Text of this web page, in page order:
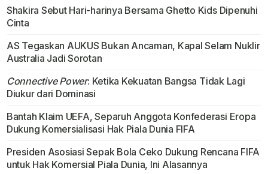
Shakira Sebut Hari-harinya Bersama Ghetto Kids Dipenuhi
Cinta
AS Tegaskan AUKUS Bukan Ancaman, Kapal Selam Nuklir
Australia Jadi Sorotan
Connective Power: Ketika Kekuatan Bangsa Tidak Lagi
Diukur dari Dominasi
Bantah Klaim UEFA, Separuh Anggota Konfederasi Eropa
Dukung Komersialisasi Hak Piala Dunia FIFA
Presiden Asosiasi Sepak Bola Ceko Dukung Rencana FIFA
untuk Hak Komersial Piala Dunia, Ini Alasannya